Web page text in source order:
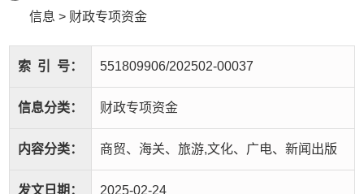
信息 > 财政专项资金
索 引 号： 551809906/202502-00037
信息分类： 财政专项资金
内容分类： 商贸、海关、旅游,文化、广电、新闻出版
发文日期： 2025-02-24